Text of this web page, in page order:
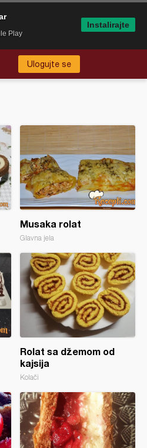
Ulogujte se
Musaka rolat
Glavna jela
Rolat sa džemom od
kajsija
Kolači
Play
Instalirajte